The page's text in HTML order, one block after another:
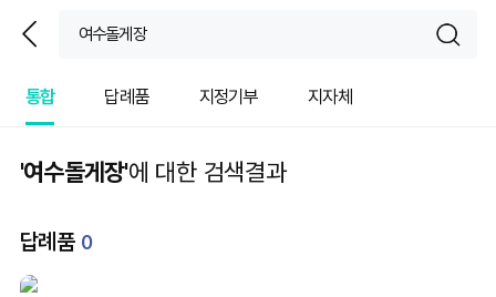
뒤
통합 답례품 지정기부 지자체
'여수돌게장'에 대한 검색결과
답례품 0